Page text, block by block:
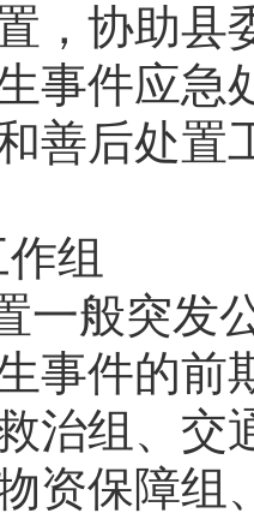
，协助县
事件应急
善后处置
组
一般突发
事件的前
治组、交
资保障组